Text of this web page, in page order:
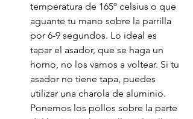
temperatura de 165º celsius o que
aguante tu mano sobre la parrilla
por 6-9 segundos. Lo ideal es
tapar el asador, que se haga un
horno, no los vamos a voltear. Si tu
asador no tiene tapa, puedes
utilizar una charola de aluminio.
Ponemos los pollos sobre la parte